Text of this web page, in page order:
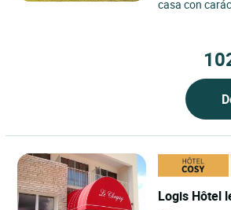
casa con
Logis Hôtel